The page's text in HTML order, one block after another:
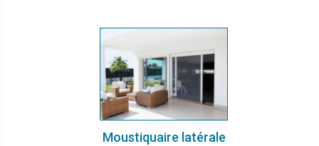
Moustiquaire latérale